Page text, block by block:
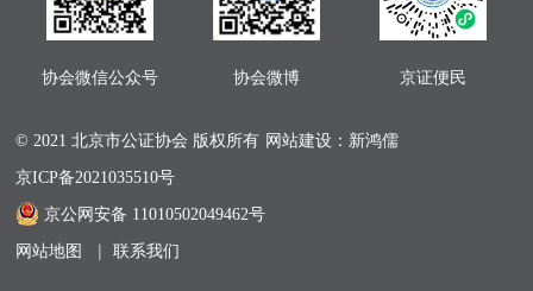
协会微信公众号 协会微博 京证便民
© 2021 北京市公证协会 版权所有 网站建设：新鸿儒
京ICP备2021035510号
京公网安备 11010502049462号
网站地图 联系我们